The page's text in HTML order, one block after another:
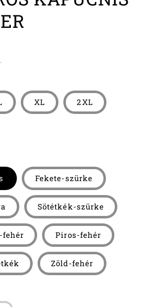
XL 2XL
Fekete-szürke
Sötétkék-szürke
Piros-fehér
Zöld-fehér